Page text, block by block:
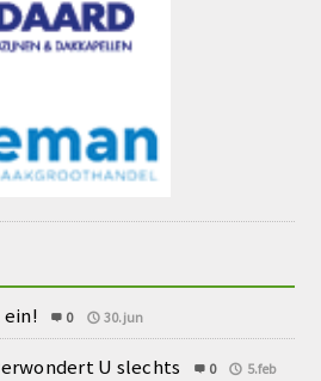
ein! 0 30.jun
U slechts 0 5.feb